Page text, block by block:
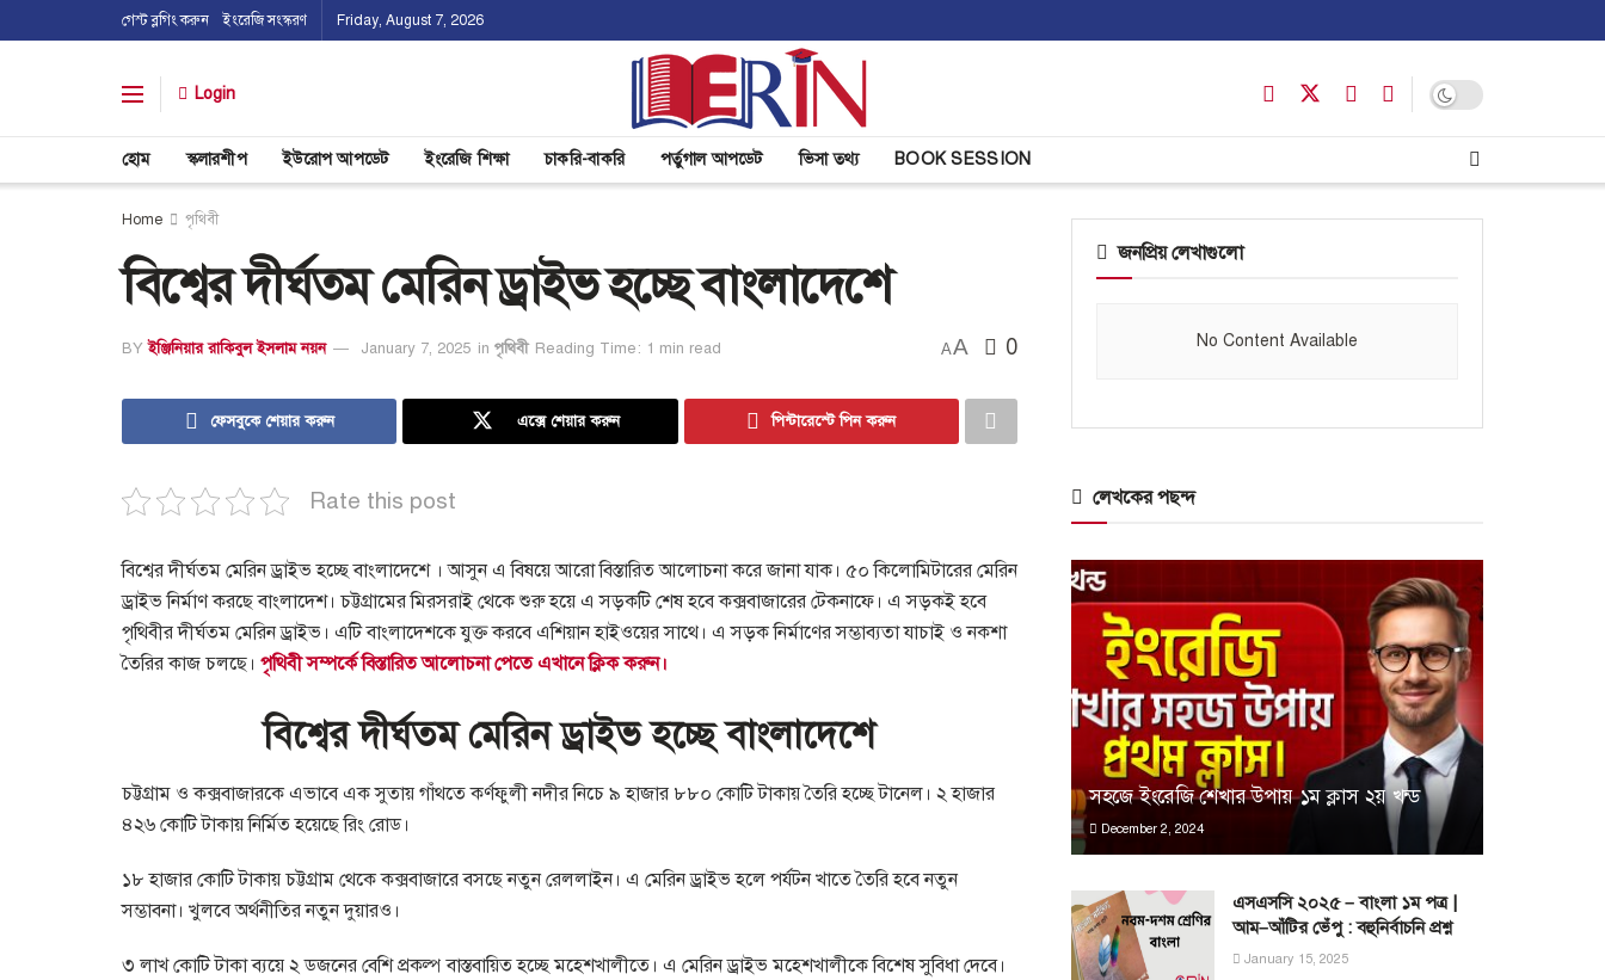
গেস্ট ব্লগিং করুন ইংরেজি সংস্করণ Friday, August 7, 2026
Login
হোম স্কলারশীপ ইউরোপ আপডেট ইংরেজি শিক্ষা চাকরি-বাকরি পর্তুগাল আপডেট ভিসা তথ্য BOOK SESSION
Home পৃথিবী
বিশ্বের দীর্ঘতম মেরিন ড্রাইভ হচ্ছে বাংলাদেশে
BY ইঞ্জিনিয়ার রাকিবুল ইসলাম নয়ন January 7, 2025 in পৃথিবী Reading Time: 1 min read AA 0
ফেসবুকে শেয়ার করুন এক্সে শেয়ার করুন পিন্টারেস্টে পিন করুন
Rate this post
বিশ্বের দীর্ঘতম মেরিন ড্রাইভ হচ্ছে বাংলাদেশে । আসুন এ বিষয়ে আরো বিস্তারিত আলোচনা করে জানা যাক। ৫০ কিলোমিটারের মেরিন
ড্রাইভ নির্মাণ করছে বাংলাদেশ। চট্টগ্রামের মিরসরাই থেকে শুরু হয়ে এ সড়কটি শেষ হবে কক্সবাজারের টেকনাফে। এ সড়কই হবে
পৃথিবীর দীর্ঘতম মেরিন ড্রাইভ। এটি বাংলাদেশকে যুক্ত করবে এশিয়ান হাইওয়ের সাথে। এ সড়ক নির্মাণের সম্ভাব্যতা যাচাই ও নকশা
তৈরির কাজ চলছে। পৃথিবী সম্পর্কে বিস্তারিত আলোচনা পেতে এখানে ক্লিক করুন।
বিশ্বের দীর্ঘতম মেরিন ড্রাইভ হচ্ছে বাংলাদেশে
চট্টগ্রাম ও কক্সবাজারকে এভাবে এক সুতায় গাঁথতে কর্ণফুলী নদীর নিচে ৯ হাজার ৮৮০ কোটি টাকায় তৈরি হচ্ছে টানেল। ২ হাজার
৪২৬ কোটি টাকায় নির্মিত হয়েছে রিং রোড।
১৮ হাজার কোটি টাকায় চট্টগ্রাম থেকে কক্সবাজারে বসছে নতুন রেললাইন। এ মেরিন ড্রাইভ হলে পর্যটন খাতে তৈরি হবে নতুন
সম্ভাবনা। খুলবে অর্থনীতির নতুন দুয়ারও।
৩ লাখ কোটি টাকা ব্যয়ে ২ ডজনের বেশি প্রকল্প বাস্তবায়িত হচ্ছে মহেশখালীতে। এ মেরিন ড্রাইভ মহেশখালীকে বিশেষ সুবিধা দেবে।
জনপ্রিয় লেখাগুলো
No Content Available
লেখকের পছন্দ
সহজে ইংরেজি শেখার উপায় ১ম ক্লাস ২য় খন্ড
December 2, 2024
এসএসসি ২০২৫ – বাংলা ১ম পত্র |
আম–আঁটির ভেঁপু : বহুনির্বাচনি প্রশ্ন
January 15, 2025